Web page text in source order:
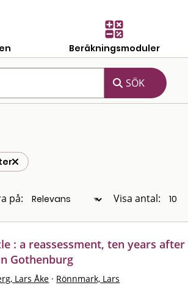
Beräkningsmoduler
på: Visa antal:
: a reassessment, ten years
Gothenburg
Lars Åke · Rönnmark, Lars